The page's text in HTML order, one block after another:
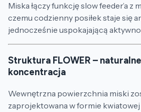
Miska łączy funkcję slow feeder’a z
czemu codzienny posiłek staje się
jednocześnie uspokajającą
Struktura FLOWER –
koncentracja
Wewnętrzna powierzchnia miski
zaprojektowana w formie